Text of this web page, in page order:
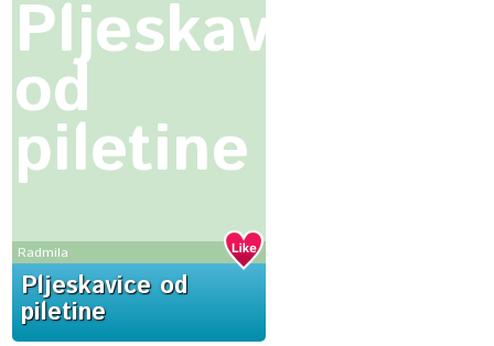
Pljeskavice
od
piletine
Radmila
Pljeskavice od
piletine